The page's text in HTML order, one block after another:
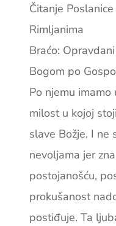
Čitanje
Rimljanima
Braćo:
Bogom po
Po njemu
milost u kojoj
slave Božje. I ne
nevoljama jer
postojanošću,
prokušanost
postiđuje. Ta